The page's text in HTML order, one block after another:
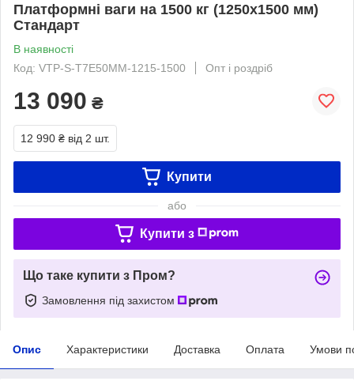
Платформні ваги на 1500 кг (1250х1500 мм)
Стандарт
В наявності
Код: VTP-S-Т7Е50ММ-1215-1500
Опт і роздріб
13 090 ₴
12 990 ₴ від 2 шт.
Купити
або
Купити з
Що таке купити з Пром?
Замовлення під захистом
Опис Характеристики Доставка Оплата Умови